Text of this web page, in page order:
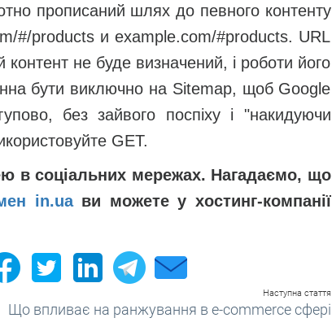
прописаний шлях до певного контенту
#/products и example.com/#products. URL
не буде визначений, і роботи його
бути виключно на Sitemap, щоб Google
без зайвого поспіху і "накидуючи
GET.
в соціальних мережах. Нагадаємо, що
in.uaви можете у хостинг-компанії
Наступна стаття
Що впливає на ранжування в e-commerce сфері